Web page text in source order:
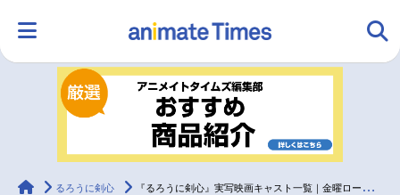
ランキング アニメ
ラジオ みんなの声
animateTimes
るろうに剣心 『るろうに剣心』実写映画キャスト一覧｜金曜ロードショー2週連続放送！